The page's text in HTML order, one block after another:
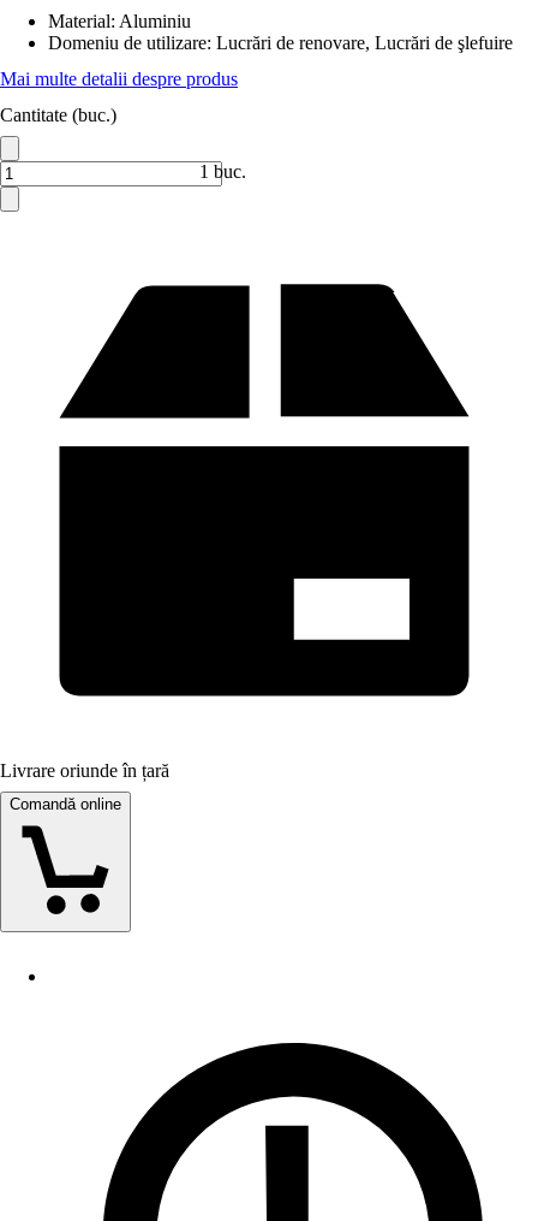
Material: Aluminiu
Domeniu de utilizare: Lucrări de renovare, Lucrări de şlefuire
Mai multe detalii despre produs
Cantitate (buc.)
1 buc.
Livrare oriunde în țară
Comandă online